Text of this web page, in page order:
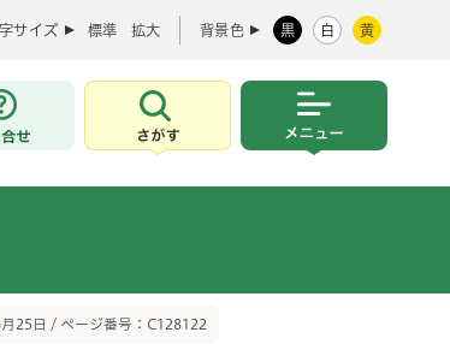
サイズ 標準 拡大 背景色 黒 白 黄
お問合せ
さがす
25日 / ページ番号：C128122